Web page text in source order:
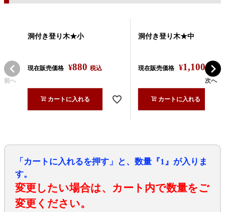
前へ
洞付き登り木★小
現在販売価格 ¥880 税込
カートに入れる
洞付き登り木★中
現在販売価格 ¥1,100 税込
カートに入れる
次へ
「カートに入れるを押す」と、数量『1』が入りま
す。
変更したい場合は、カート内で数量をご
変更ください。